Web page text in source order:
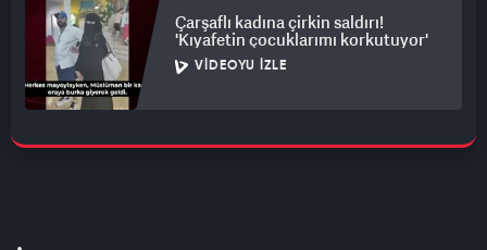
Çarşaflı kadına çirkin saldırı!
'Kıyafetin çocuklarımı korkutuyor'
VIDEOYU İZLE